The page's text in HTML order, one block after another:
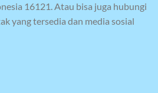
16121. Atau bisa juga hubungi
yang tersedia dan media sosial